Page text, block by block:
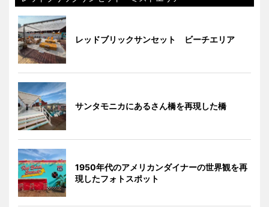
レッドブリックサンセット ビーチエリア
サンタモニカにあるさん橋を再現した橋
1950年代のアメリカンダイナーの世界観を再
現したフォトスポット